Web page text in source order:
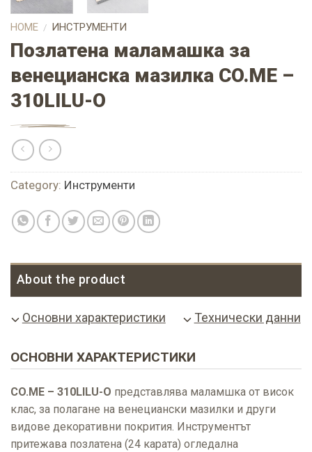
HOME / ИНСТРУМЕНТИ
Позлатена маламашка за
венецианска мазилка CO.ME –
310LILU-O
Category: Инструменти
About the product
Основни характеристики Технически данни
ОСНОВНИ ХАРАКТЕРИСТИКИ
CO.ME – 310LILU-O представлява маламшка от висок
клас, за полагане на венециански мазилки и други
видове декоративни покрития. Инструментът
притежава позлатена (24 карата) огледална